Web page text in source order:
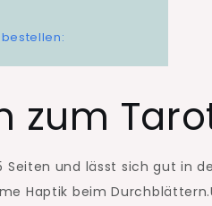
zum
Seiten und lässt sich gut in
Haptik beim